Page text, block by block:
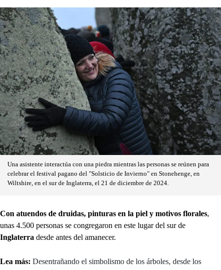
Una asistente interactúa con una piedra mientras las personas se reúnen para
celebrar el festival pagano del "Solsticio de Invierno" en Stonehenge, en
Wiltshire, en el sur de Inglaterra, el 21 de diciembre de 2024.
Con atuendos de druidas, pinturas en la piel y motivos florales,
unas 4.500 personas se congregaron en este lugar del sur de
Inglaterra desde antes del amanecer.
Lea más: Desentrañando el simbolismo de los árboles, desde los